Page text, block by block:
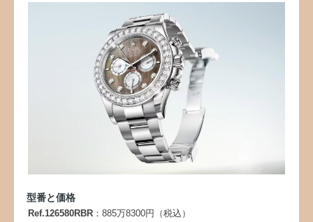
型番と価格
Ref.126580RBR ：885万8300円（税込）